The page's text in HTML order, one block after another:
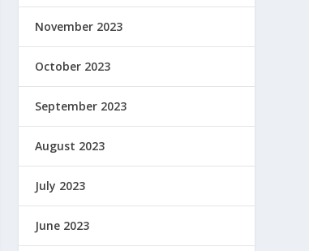
November 2023
October 2023
September 2023
August 2023
July 2023
June 2023